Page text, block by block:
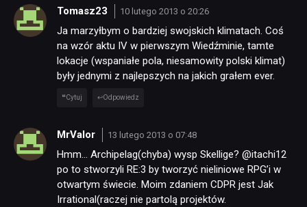
Tomasz23 10 lutego 2013 o 20:26
Ja marzyłbym o bardziej swojskich klimatach. Coś
na wzór aktu IV w pierwszym Wiedźminie, tamte
lokacje (wspaniałe pola, niesamowity polski klimat)
były jednymi z najlepszych na jakich grałem ever.
Cytuj Odpowiedz
MrValor 13 lutego 2013 o 07:48
Hmm… Archipelag(chyba) wysp Skellige? @itachi12
po to stworzyli RE:3 by tworzyć nieliniowe RPG’i w
otwartym świecie. Moim zdaniem CDPR jest Jak
Irrational(raczej nie partolą projektów.